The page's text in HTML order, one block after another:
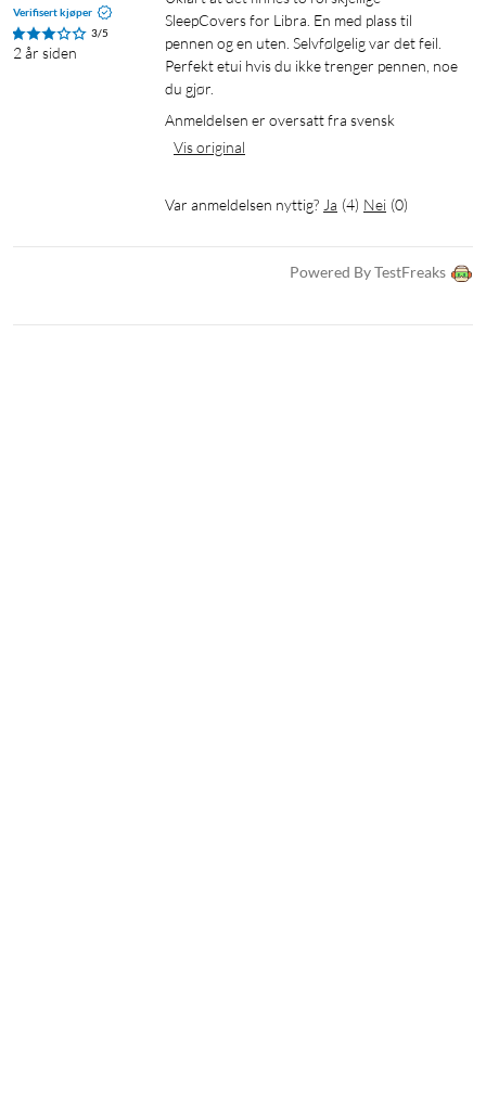
Verifisert kjøper
3/5
2 år siden
SleepCovers for Libra. En med plass til
pennen og en uten. Selvfølgelig var det feil.
Perfekt etui hvis du ikke trenger pennen, noe
du gjør.
Anmeldelsen er oversatt fra svensk
Vis original
Var anmeldelsen nyttig? Ja (4) Nei (0)
Powered By TestFreaks